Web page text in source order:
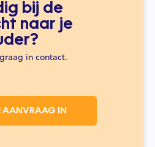
bij de
naar je
in contact.
AANVRAAG IN